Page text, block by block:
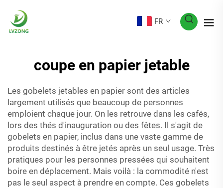
FR
coupe en papier jetable
Les gobelets jetables en papier sont des articles
largement utilisés que beaucoup de personnes
emploient chaque jour. On les retrouve dans les cafés,
lors des thés d'inauguration ou des fêtes. Il s'agit de
gobelets en papier, inclus dans une vaste gamme de
produits destinés à être jetés après un seul usage. Très
pratiques pour les personnes pressées qui souhaitent
boire en déplacement. Mais voilà : la commodité n'est
pas le seul aspect à prendre en compte. Ces gobelets